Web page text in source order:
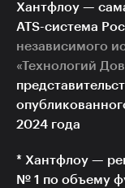
Хантфлоу —
ATS-система
независимого
«Технологий
2024 года
* Хантфлоу —
№ 1 по объему